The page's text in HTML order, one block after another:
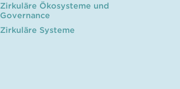
Zirkuläre Ökosysteme und
Governance
Zirkuläre Systeme